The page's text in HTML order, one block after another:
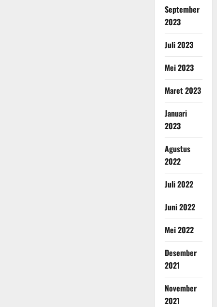
September
2023
Juli 2023
Mei 2023
Maret 2023
Januari
2023
Agustus
2022
Juli 2022
Juni 2022
Mei 2022
Desember
2021
November
2021